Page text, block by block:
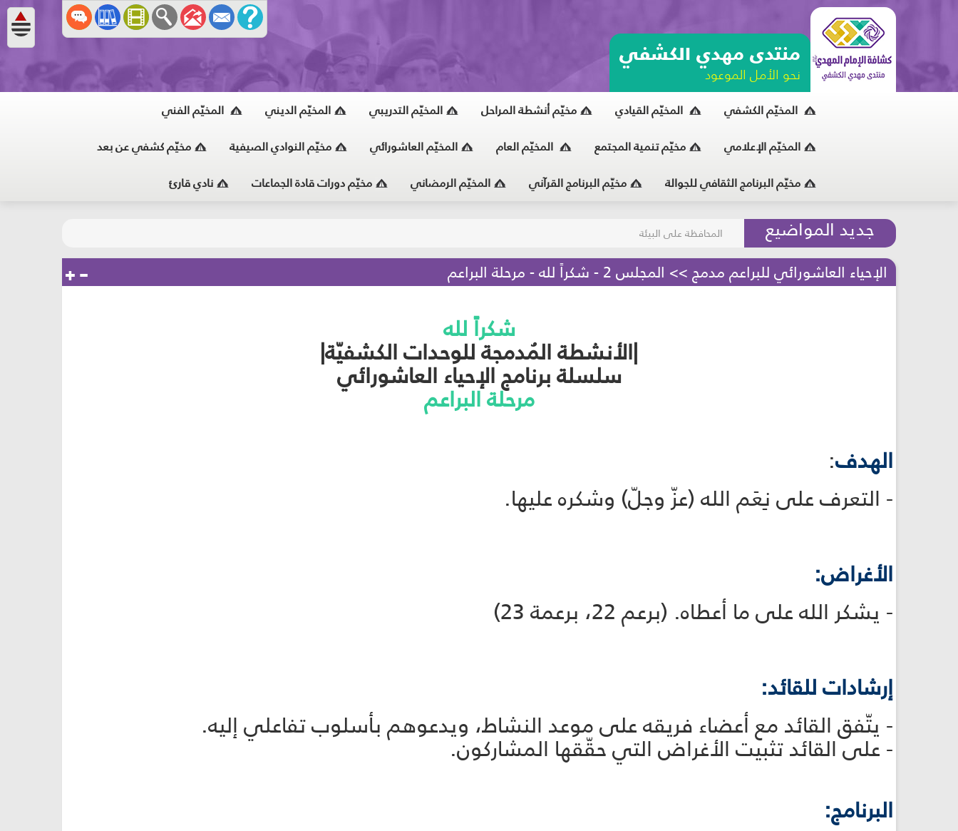
منتدى مهدي الكشفي
نحو الأمل الموعود
المخيّم الكشفي المخيّم القيادي مخيّم أنشطة المراحل المخيّم التدريبي المخيّم الديني المخيّم الفني
المخيّم الإعلامي مخيّم تنمية المجتمع المخيّم العام المخيّم العاشورائي مخيّم النوادي الصيفية مخيّم كشفي عن بعد
مخيّم البرنامج الثقافي للجوالة مخيّم البرنامج القرآني المخيّم الرمضاني مخيّم دورات قادة الجماعات نادي قارئ
جديد المواضيع
مسابقة الركب الحسينيّ
المحافظة على البيئة
الإحياء العاشورائي للبراعم مدمج >> المجلس 2 - شكراً لله - مرحلة البراعم
شكراً لله
|الأنشطة المُدمجة للوحدات الكشفيّة|
سلسلة برنامج الإحياء العاشورائي
مرحلة البراعم
الهدف:
- التعرف على نِعَم الله (عزّ وجلّ) وشكره عليها.
الأغراض:
- يشكر الله على ما أعطاه. (برعم 22، برعمة 23)
إرشادات للقائد:
- يتّفق القائد مع أعضاء فريقه على موعد النشاط، ويدعوهم بأسلوب تفاعلي إليه.
- على القائد تثبيت الأغراض التي حقّقها المشاركون.
البرنامج: